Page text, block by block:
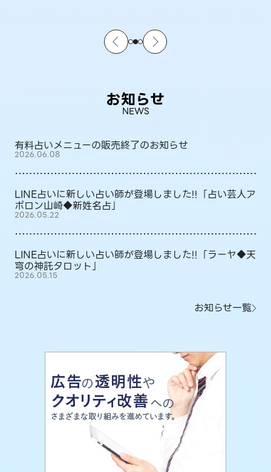
お知らせ
NEWS
有料占いメニューの販売終了のお知らせ
2026.06.08
LINE占いに新しい占い師が登場しました!!「占い芸人ア
ポロン山崎◆新姓名占」
2026.05.22
LINE占いに新しい占い師が登場しました!!「ラーヤ◆天
穹の神託タロット」
2026.05.15
お知らせ一覧